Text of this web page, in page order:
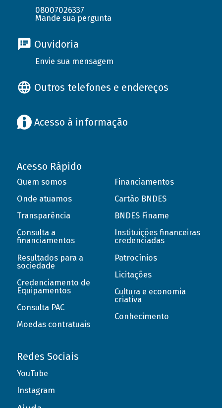
08007026337
Mande sua pergunta
Ouvidoria
Envie sua mensagem
Outros telefones e endereços
Acesso à informação
Acesso Rápido
Quem somos
Onde atuamos
Transparência
Consulta a
financiamentos
Resultados para a
sociedade
Credenciamento de
Equipamentos
Consulta PAC
Moedas contratuais
Financiamentos
Cartão BNDES
BNDES Finame
Instituições financeiras
credenciadas
Patrocínios
Licitações
Cultura e economia
criativa
Conhecimento
Redes Sociais
YouTube
Instagram